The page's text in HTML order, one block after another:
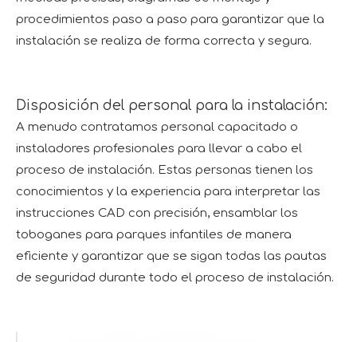
procedimientos paso a paso para garantizar que la
instalación se realiza de forma correcta y segura.
Disposición del personal para la instalación:
A menudo contratamos personal capacitado o
instaladores profesionales para llevar a cabo el
proceso de instalación. Estas personas tienen los
conocimientos y la experiencia para interpretar las
instrucciones CAD con precisión, ensamblar los
toboganes para parques infantiles de manera
eficiente y garantizar que se sigan todas las pautas
de seguridad durante todo el proceso de instalación.